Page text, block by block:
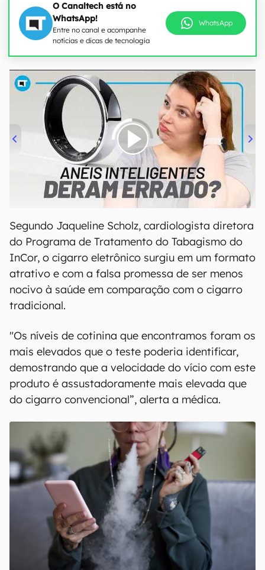
O Canaltech está no
WhatsApp!
Entre no canal e acompanhe
notícias e dicas de tecnologia
WhatsApp
00:00/21:11
Segundo Jaqueline Scholz, cardiologista diretora
do Programa de Tratamento do Tabagismo do
InCor, o cigarro eletrônico surgiu em um formato
atrativo e com a falsa promessa de ser menos
nocivo à saúde em comparação com o cigarro
tradicional.
"Os níveis de cotinina que encontramos foram os
mais elevados que o teste poderia identificar,
demostrando que a velocidade do vício com este
produto é assustadoramente mais elevada que
do cigarro convencional”, alerta a médica.